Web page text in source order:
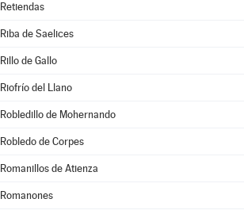
Retiendas
Riba de Saelices
Rillo de Gallo
Riofrío del Llano
Robledillo de Mohernando
Robledo de Corpes
Romanillos de Atienza
Romanones